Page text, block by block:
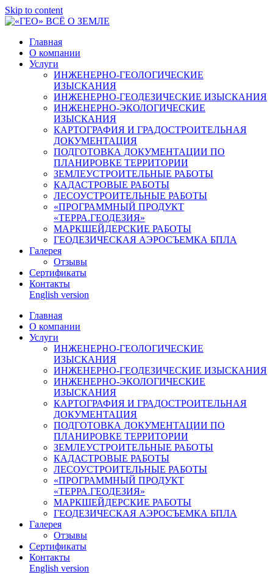
Skip to content
Главная
О компании
Услуги
ИНЖЕНЕРНО-ГЕОЛОГИЧЕСКИЕ
ИЗЫСКАНИЯ
ИНЖЕНЕРНО-ГЕОДЕЗИЧЕСКИЕ ИЗЫСКАНИЯ
ИНЖЕНЕРНО-ЭКОЛОГИЧЕСКИЕ
ИЗЫСКАНИЯ
КАРТОГРАФИЯ И ГРАДОСТРОИТЕЛЬНАЯ
ДОКУМЕНТАЦИЯ
ПОДГОТОВКА ДОКУМЕНТАЦИИ ПО
ПЛАНИРОВКЕ ТЕРРИТОРИИ
ЗЕМЛЕУСТРОИТЕЛЬНЫЕ РАБОТЫ
КАДАСТРОВЫЕ РАБОТЫ
ЛЕСОУСТРОИТЕЛЬНЫЕ РАБОТЫ
«ПРОГРАММНЫЙ ПРОДУКТ
«ТЕРРА.ГЕОДЕЗИЯ»
МАРКШЕЙДЕРСКИЕ РАБОТЫ
ГЕОДЕЗИЧЕСКАЯ АЭРОСЪЕМКА БПЛА
Галерея
Отзывы
Сертификаты
Контакты
English version
Главная
О компании
Услуги
ИНЖЕНЕРНО-ГЕОЛОГИЧЕСКИЕ
ИЗЫСКАНИЯ
ИНЖЕНЕРНО-ГЕОДЕЗИЧЕСКИЕ ИЗЫСКАНИЯ
ИНЖЕНЕРНО-ЭКОЛОГИЧЕСКИЕ
ИЗЫСКАНИЯ
КАРТОГРАФИЯ И ГРАДОСТРОИТЕЛЬНАЯ
ДОКУМЕНТАЦИЯ
ПОДГОТОВКА ДОКУМЕНТАЦИИ ПО
ПЛАНИРОВКЕ ТЕРРИТОРИИ
ЗЕМЛЕУСТРОИТЕЛЬНЫЕ РАБОТЫ
КАДАСТРОВЫЕ РАБОТЫ
ЛЕСОУСТРОИТЕЛЬНЫЕ РАБОТЫ
«ПРОГРАММНЫЙ ПРОДУКТ
«ТЕРРА.ГЕОДЕЗИЯ»
МАРКШЕЙДЕРСКИЕ РАБОТЫ
ГЕОДЕЗИЧЕСКАЯ АЭРОСЪЕМКА БПЛА
Галерея
Отзывы
Сертификаты
Контакты
English version